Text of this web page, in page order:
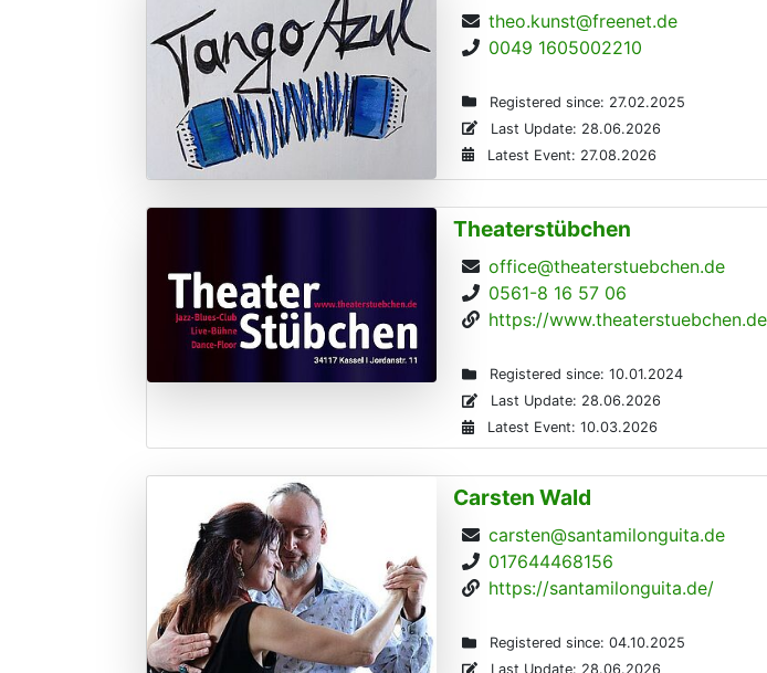
theo.kunst@freenet.de
0049 1605002210
Registered since: 27.02.2025
Last Update: 28.06.2026
Latest Event: 27.08.2026
Theaterstübchen
office@theaterstuebchen.de
0561-8 16 57 06
https://www.theaterstuebchen.de
Registered since: 10.01.2024
Last Update: 28.06.2026
Latest Event: 10.03.2026
Carsten Wald
carsten@santamilonguita.de
017644468156
https://santamilonguita.de/
Registered since: 04.10.2025
Last Update: 28.06.2026